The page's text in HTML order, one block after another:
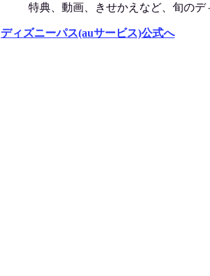
特典、動画、きせかえなど、旬のデ
ディズニーパス(auサービス)公式へ